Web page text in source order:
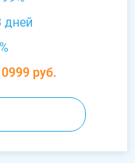
дней
руб.